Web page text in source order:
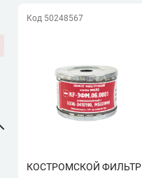
Код 50248567
КОСТРОМСКОЙ ФИЛЬТР